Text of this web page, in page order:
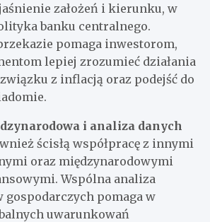
założeń i kierunku, w
banku centralnego.
pomaga inwestorom,
lepiej zrozumieć działania
z inflacją oraz podejść do
i analiza danych
ścisłą współpracę z innymi
oraz międzynarodowymi
Wspólna analiza
gospodarczych pomaga w
uwarunkowań